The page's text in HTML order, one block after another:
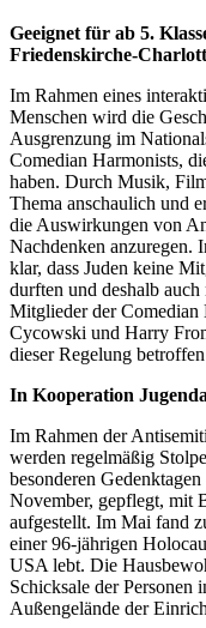
Geeignet für ab 5.
Friedenskirche-
Im Rahmen eines
Menschen wird die
Ausgrenzung im
Comedian Harmonists,
haben. Durch Musik,
Thema anschaulich und
die Auswirkungen von
Nachdenken anzuregen.
klar, dass Juden keine
durften und deshalb
Mitglieder der
Cycowski und Harry
dieser Regelung
In Kooperation
Im Rahmen der
werden regelmäßig
besonderen
November, gepflegt, mit
aufgestellt. Im Mai fand
einer 96-jährigen
USA lebt. Die
Schicksale der Personen
Außengelände der